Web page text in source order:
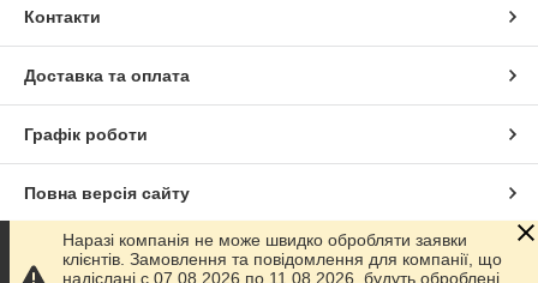
Контакти
Доставка та оплата
Графік роботи
Повна версія сайту
Сайт створено на маркетплейсіProm.ua
Наразі компанія не може швидко обробляти заявки
клієнтів. Замовлення та повідомлення для компанії, що
надіслані с 07.08.2026 по 11.08.2026, будуть оброблені